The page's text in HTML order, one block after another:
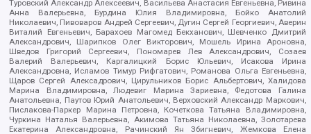
Туровский Александр Алексеевич, Васильева Анастасия Евгеньевна, Ривина
Анна Валерьевна, Бурдина Юлия Владимировна, Бойко Анатолий
Николаевич, Пивоваров Андрей Сергеевич, Дугин Сергей Георгиевич, Аверин
Виталий Евгеньевич, Барахоев Магомед Бекханович, Шевченко Дмитрий
Александрович, Шарипков Олег Викторович, Мошель Ирина Ароновна,
Шведов Григорий Сергеевич, Пономарев Лев Александрович, Созаев
Валерий Валерьевич, Каргалицкий Борис Юльевич, Исакова Ирина
Александровна, Исламов Тимур Рифгатович, Романова Ольга Евгеньевна,
Щаров Сергей Алексадрович, Цирульников Борис Альбертович, Халидова
Марина Владимировна, Людевиг Марина Зариевна, Федотова Галина
Анатольевна, Паутов Юрий Анатольевич, Верховский Александр Маркович,
Пислакова-Паркер Марина Петровна, Кочеткова Татьяна Владимировна,
Чуркина Наталья Валерьевна, Акимова Татьяна Николаевна, Золотарева
Екатерина Александровна, Рачинский Ян Збигневич, Жемкова Елена